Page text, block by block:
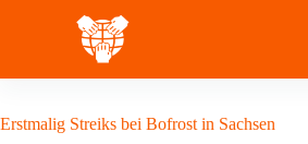
6 Juli 2021
Erstmalig Streiks bei Bofrost in Sachsen